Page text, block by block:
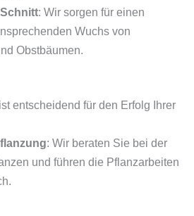
: Wir sorgen für einen
Wuchs von
Obstbäumen.
entscheidend für den Erfolg Ihrer
: Wir beraten Sie bei der
und führen die Pflanzarbeiten